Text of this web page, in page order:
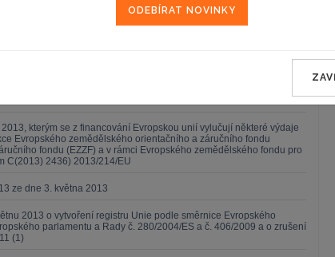
společných metod pro měření a sdělování environmentálního
179/EU
kterým se z financování Evropskou unií vylučují některé výdaje
Evropského zemědělského orientačního a záručního fondu
fondu (EZZF) a v rámci Evropského zemědělského fondu pro
C(2013) 2436) 2013/214/EU
ze dne 3. května 2013
2013 o vytvoření registru Unie podle směrnice Evropského
parlamentu a Rady č. 280/2004/ES a č. 406/2009 a o zrušení
(1)